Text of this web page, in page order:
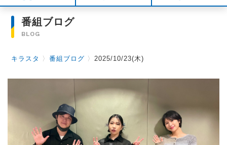
番組ブログ
BLOG
キラスタ 〉番組ブログ 〉2025/10/23(木)